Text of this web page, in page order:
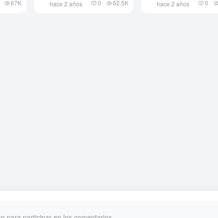
67K hace 2 años 0 62.5K hace 2 años 0